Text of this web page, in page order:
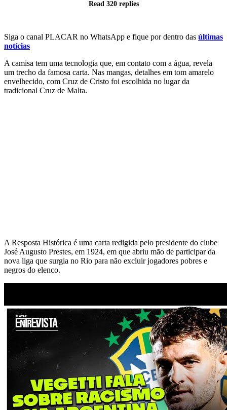
Read 320 replies
‎Siga o canal PLACAR no WhatsApp e fique por dentro das últimas
notícias
A camisa tem uma tecnologia que, em contato com a água, revela
um trecho da famosa carta. Nas mangas, detalhes em tom amarelo
envelhecido, com Cruz de Cristo foi escolhida no lugar da
tradicional Cruz de Malta.
A Resposta Histórica é uma carta redigida pelo presidente do clube
José Augusto Prestes, em 1924, em que abriu mão de participar da
nova liga que surgia no Rio para não excluir jogadores pobres e
negros do elenco.